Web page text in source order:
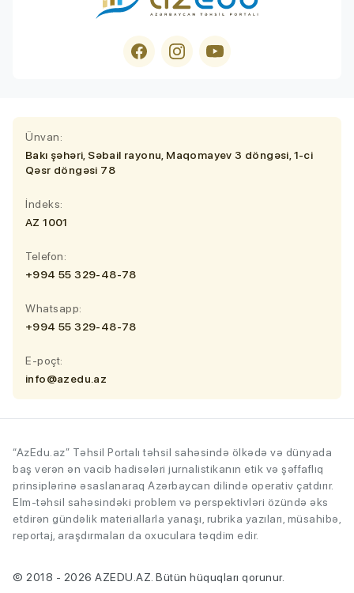
Ünvan:
Bakı şəhəri, Səbail rayonu, Maqomayev 3 döngəsi, 1-ci
Qəsr döngəsi 78
İndeks:
AZ 1001
Telefon:
+994 55 329-48-78
Whatsapp:
+994 55 329-48-78
E-poçt:
info@azedu.az
“AzEdu.az” Təhsil Portalı təhsil sahəsində ölkədə və dünyada
baş verən ən vacib hadisələri jurnalistikanın etik və şəffaflıq
prinsiplərinə əsaslanaraq Azərbaycan dilində operativ çatdırır.
Elm-təhsil sahəsindəki problem və perspektivləri özündə əks
etdirən gündəlik materiallarla yanaşı, rubrika yazıları, müsahibə,
reportaj, araşdırmaları da oxuculara təqdim edir.
© 2018 - 2026 AZEDU.AZ. Bütün hüquqları qorunur.